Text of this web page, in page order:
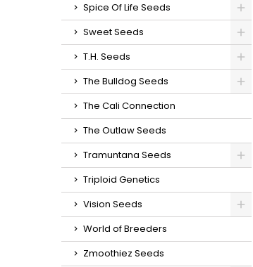
Spice Of Life Seeds
Sweet Seeds
T.H. Seeds
The Bulldog Seeds
The Cali Connection
The Outlaw Seeds
Tramuntana Seeds
Triploid Genetics
Vision Seeds
World of Breeders
Zmoothiez Seeds